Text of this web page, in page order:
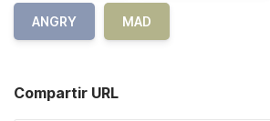
ANGRY MAD
Compartir URL